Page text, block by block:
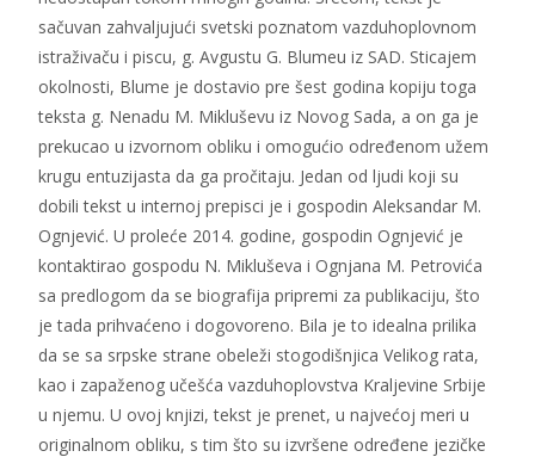
sačuvan zahvaljujući svetski poznatom vazduhoplovnom
istraživaču i piscu, g. Avgustu G. Blumeu iz SAD. Sticajem
okolnosti, Blume je dostavio pre šest godina kopiju toga
teksta g. Nenadu M. Mikluševu iz Novog Sada, a on ga je
prekucao u izvornom obliku i omogućio određenom užem
krugu entuzijasta da ga pročitaju. Jedan od ljudi koji su
dobili tekst u internoj prepisci je i gospodin Aleksandar M.
Ognjević. U proleće 2014. godine, gospodin Ognjević je
kontaktirao gospodu N. Mikluševa i Ognjana M. Petrovića
sa predlogom da se biografija pripremi za publikaciju, što
je tada prihvaćeno i dogovoreno. Bila je to idealna prilika
da se sa srpske strane obeleži stogodišnjica Velikog rata,
kao i zapaženog učešća vazduhoplovstva Kraljevine Srbije
u njemu. U ovoj knjizi, tekst je prenet, u najvećoj meri u
originalnom obliku, s tim što su izvršene određene jezičke